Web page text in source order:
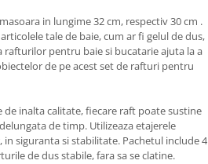
in lungime 32 cm, respectiv 30 cm .
tale de baie, cum ar fi gelul de dus,
pentru baie si bucatarie ajuta la a
de pe acest set de rafturi pentru
de inalta calitate, fiecare raft poate sustine
de timp. Utilizeaza etajerele
siguranta si stabilitate. Pachetul include 4
de dus stabile, fara sa se clatine.